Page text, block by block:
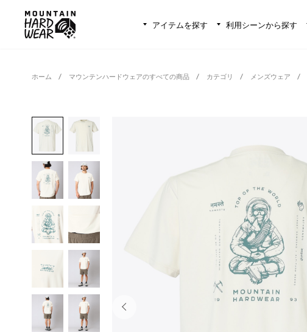
アイテムを探す 利用シーンから探す
ホーム マウンテンハードウェアのすべての商品 カテゴリ メンズウェア